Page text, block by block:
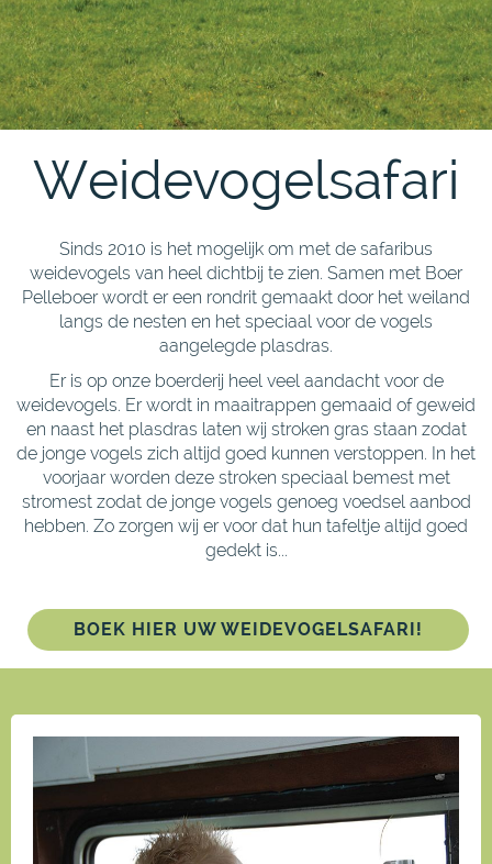
Weidevogelsafari
Sinds 2010 is het mogelijk om met de safaribus
weidevogels van heel dichtbij te zien. Samen met Boer
Pelleboer wordt er een rondrit gemaakt door het weiland
langs de nesten en het speciaal voor de vogels
aangelegde plasdras.
Er is op onze boerderij heel veel aandacht voor de
weidevogels. Er wordt in maaitrappen gemaaid of geweid
en naast het plasdras laten wij stroken gras staan zodat
de jonge vogels zich altijd goed kunnen verstoppen. In het
voorjaar worden deze stroken speciaal bemest met
stromest zodat de jonge vogels genoeg voedsel aanbod
hebben. Zo zorgen wij er voor dat hun tafeltje altijd goed
gedekt is...
BOEK HIER UW WEIDEVOGELSAFARI!